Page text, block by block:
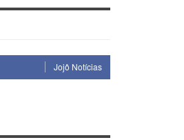
Jojô Notícias